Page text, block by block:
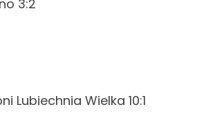
3:2
Lubiechnia Wielka 10:1